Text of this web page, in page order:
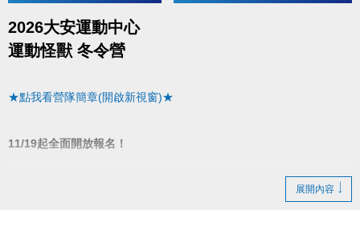
2026大安運動中心
運動怪獸 冬令營
★點我看營隊簡章(開啟新視窗)★
11/19起全面開放報名！
展開內容